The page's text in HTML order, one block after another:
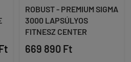
ROBUST - PREMIUM SIGMA
3000 LAPSÚLYOS
FITNESZ CENTER
669 890 Ft